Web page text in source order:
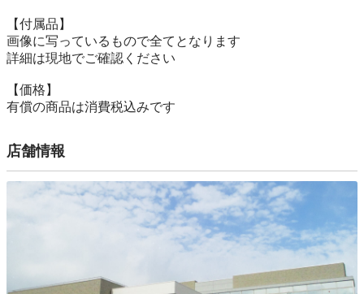
【付属品】
画像に写っているもので全てとなります
詳細は現地でご確認ください
【価格】
有償の商品は消費税込みです
店舗情報